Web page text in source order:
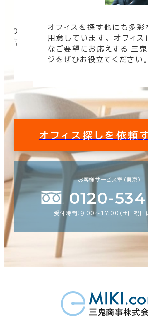
の
豊富
オフィスを探す他にも多彩
用意しています。 オフィ
なご要望にお応えする 三
ジをぜひお役立てください。
オフィス探しを依頼
お客様サービス室（東京）
0120-
受付時間：9:00〜17:00（土日祝日は